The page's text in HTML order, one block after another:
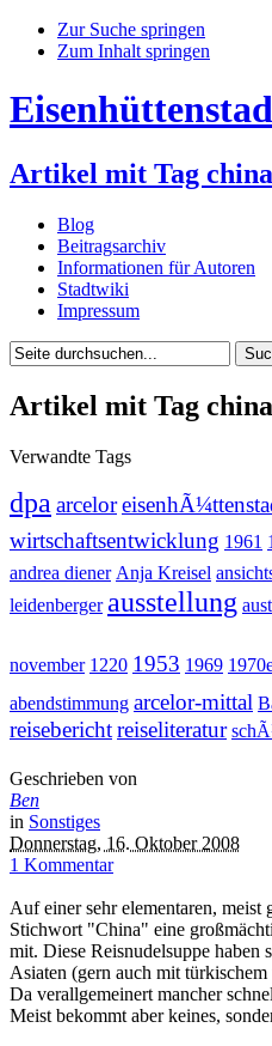
Zur Suche springen
Zum Inhalt springen
Artikel mit Tag china
Blog
Beitragsarchiv
Informationen für Autoren
Stadtwiki
Impressum
Artikel mit Tag china
Verwandte Tags
dpa arcelor
wirtschaftsentwicklung 1961
andrea diener Anja Kreisel
leidenberger ausstellung
november 1220 1953 1969
abendstimmung arcelor-mittal
reiseberichtreiseliteratur
Geschrieben von
Ben
in Sonstiges
Donnerstag, 16. Oktober 2008
1 Kommentar
Auf einer sehr elementaren, meist
Stichwort "China" eine
mit. Diese Reisnudelsuppe haben
Asiaten (gern auch mit
Da verallgemeinert mancher
Meist bekommt aber keines,